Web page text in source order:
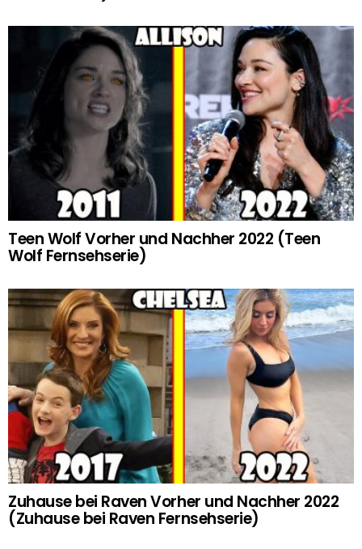
Teen Wolf Vorher und Nachher 2022 (Teen
Wolf Fernsehserie)
Zuhause bei Raven Vorher und Nachher 2022
(Zuhause bei Raven Fernsehserie)